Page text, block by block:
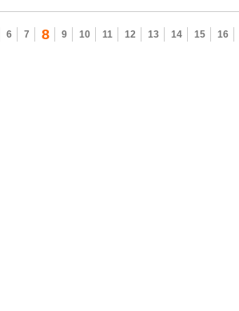
6 7 8 9 10 11 12 13 14 15 16